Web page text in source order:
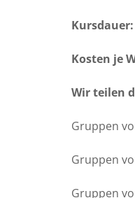
Kursdauer:
Kosten je
Wir teilen
Gruppen
Gruppen
Gruppen